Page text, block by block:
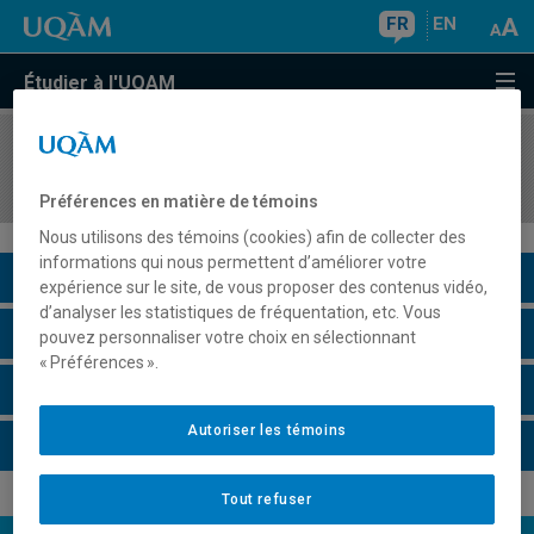
FR EN
Étudier à l'UQAM
COURS//
Description du cours
Horaire - Été 2026
Préférences en matière de témoins
Nous utilisons des témoins (cookies) afin de collecter des
informations qui nous permettent d’améliorer votre
expérience sur le site, de vous proposer des contenus vidéo,
d’analyser les statistiques de fréquentation, etc. Vous
pouvez personnaliser votre choix en sélectionnant
« Préférences ».
Tout refuser
Autoriser les témoins